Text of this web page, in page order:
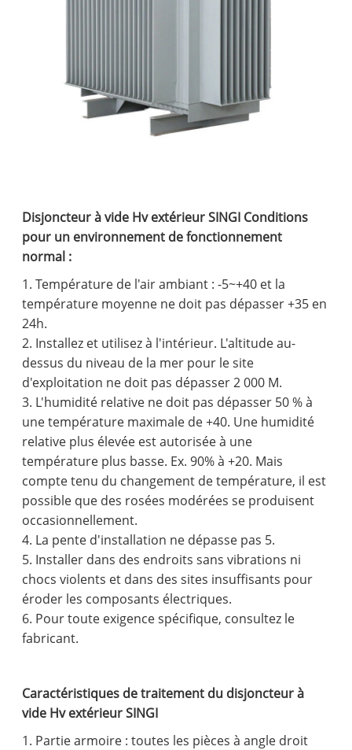
Disjoncteur à vide Hv extérieur SINGI Conditions
pour un environnement de fonctionnement
normal :
1. Température de l'air ambiant : -5~+40 et la
température moyenne ne doit pas dépasser +35 en
24h.
2. Installez et utilisez à l'intérieur. L'altitude au-
dessus du niveau de la mer pour le site
d'exploitation ne doit pas dépasser 2 000 M.
3. L'humidité relative ne doit pas dépasser 50 % à
une température maximale de +40. Une humidité
relative plus élevée est autorisée à une
température plus basse. Ex. 90% à +20. Mais
compte tenu du changement de température, il est
possible que des rosées modérées se produisent
occasionnellement.
4. La pente d'installation ne dépasse pas 5.
5. Installer dans des endroits sans vibrations ni
chocs violents et dans des sites insuffisants pour
éroder les composants électriques.
6. Pour toute exigence spécifique, consultez le
fabricant.
Caractéristiques de traitement du disjoncteur à
vide Hv extérieur SINGI
1. Partie armoire : toutes les pièces à angle droit